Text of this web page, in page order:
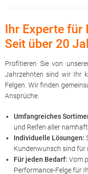
Ihr Experte für
Seit über 20
Profitieren Sie von
Jahrzehnten sind wir Ihr
Felgen. Wir finden
Ansprüche.
Umfangreiches
und Reifen aller
Individuelle Lösungen:
Kundenwunsch sind für
Für jeden Bedarf: Vom
Performance-Felge für